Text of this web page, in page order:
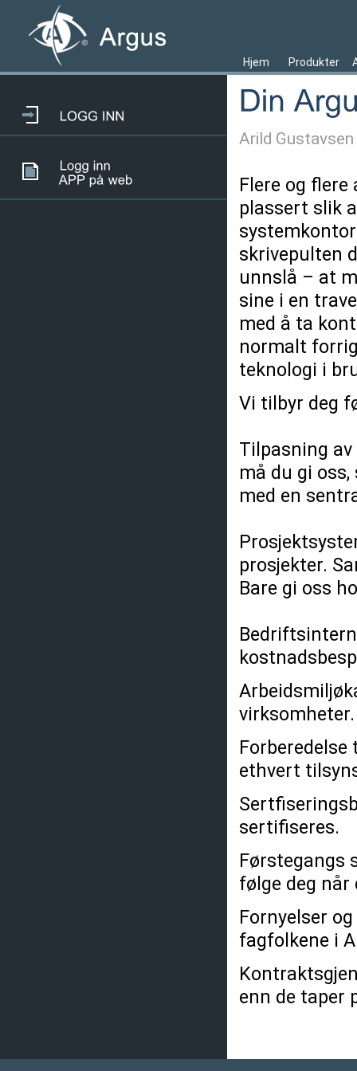
Hjem Produkter
Arild
Flere og
plassert slik
skrivepulten
unnslå – at
sine i en
med å ta
normalt
teknologi i
Vi tilbyr deg
Tilpasning
må du gi
med en
prosjekter.
Bare gi oss
virksomheter.
ethvert
sertifiseres.
Førstegangs
følge deg når
Fornyelser
fagfolkene i
enn de taper